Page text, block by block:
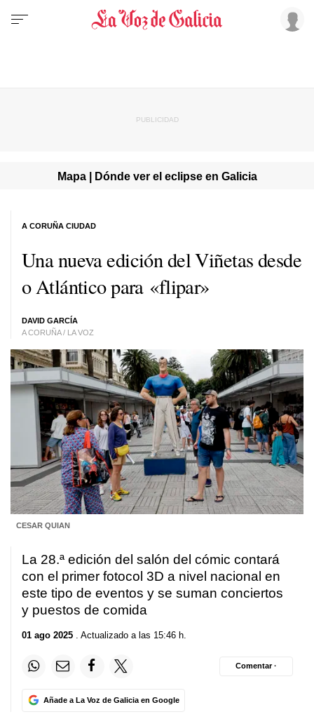
Mapa | Dónde ver el eclipse en Galicia
Una nueva edición del Viñetas desde
o Atlántico para «flipar»
DAVID GARCÍA
A CORUÑA / LA VOZ
A CORUÑA CIUDAD
CESAR QUIAN
La 28.ª edición del salón del cómic contará
con el primer fotocol 3D a nivel nacional en
este tipo de eventos y se suman conciertos
y puestos de comida
01 ago 2025 . Actualizado a las 15:46 h.
Añade a La Voz de Galicia en Google
Comentar ·